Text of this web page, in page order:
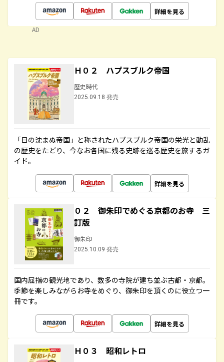
詳細を見る
AD
Ｈ０２ ハプスブルク帝国
歴史時代
2025.09.18 発売
「日の沈まぬ帝国」と称されたハプスブルク帝国の栄光と動乱
の歴史をたどり、今なお各国に残る史跡を巡る歴史を旅するガ
イド。
詳細を見る
０２ 御朱印でめぐる京都のお寺 三
訂版
御朱印
2025.10.09 発売
国内屈指の観光地であり、数多の寺院が建ち並ぶ古都・京都。
季節を楽しみながらお寺をめぐり、御朱印を頂くのに役立つ一
冊です。
詳細を見る
Ｈ０３ 昭和レトロ